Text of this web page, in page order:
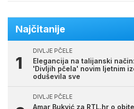
Najčitanije
DIVLJE PČELE
Elegancija na talijanski
'Divljih pčela' novim ljetnim
oduševila sve
DIVLJE PČELE
Amar Bukvić za RTL.hr o